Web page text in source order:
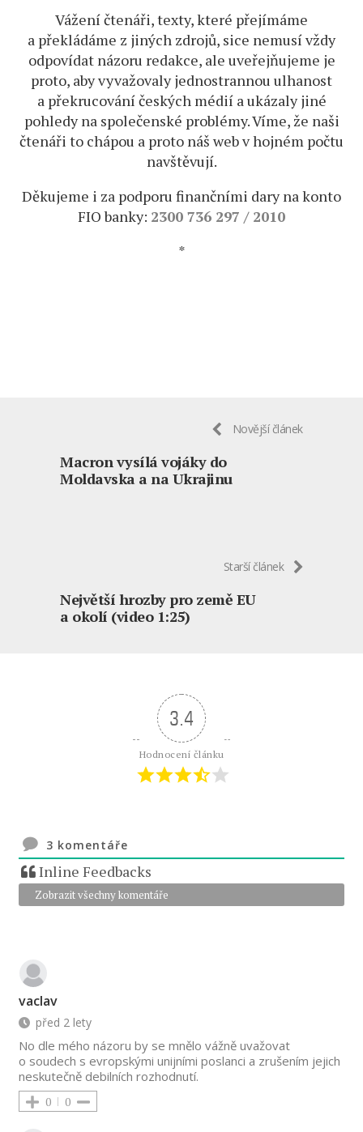
Vážení čtenáři, texty, které přejímáme
a překládáme z jiných zdrojů, sice nemusí vždy
odpovídat názoru redakce, ale uveřejňujeme je
proto, aby vyvažovaly jednostrannou ulhanost
a překrucování českých médií a ukázaly jiné
pohledy na společenské problémy. Víme, že naši
čtenáři to chápou a proto náš web v hojném počtu
navštěvují.
Děkujeme i za podporu finančními dary na konto
FIO banky: 2300 736 297 / 2010
*
Novější článek
Macron vysílá vojáky do
Moldavska a na Ukrajinu
Starší článek
Největší hrozby pro země EU
a okolí (video 1:25)
3.4
Hodnocení článku
3 komentáře
Inline Feedbacks
Zobrazit všechny komentáře
vaclav
před 2 lety
No dle mého názoru by se mnělo vážně uvažovat
o soudech s evropskými unijními poslanci a zrušením jejich
neskutečně debilních rozhodnutí.
0 0